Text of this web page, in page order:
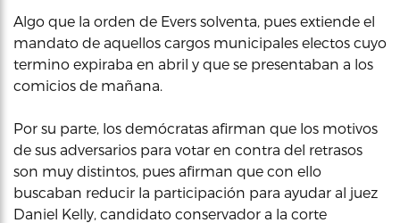
Algo que la orden de Evers solventa, pues extiende el
mandato de aquellos cargos municipales electos cuyo
termino expiraba en abril y que se presentaban a los
comicios de mañana.
Por su parte, los demócratas afirman que los motivos
de sus adversarios para votar en contra del retrasos
son muy distintos, pues afirman que con ello
buscaban reducir la participación para ayudar al juez
Daniel Kelly, candidato conservador a la corte